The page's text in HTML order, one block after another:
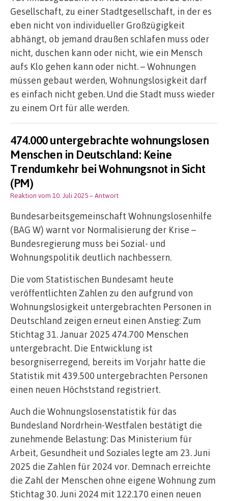
Gesellschaft, zu einer Stadtgesellschaft, in der es
eben nicht von individueller Großzügigkeit
abhängt, ob jemand draußen schlafen muss oder
nicht, duschen kann oder nicht, wie ein Mensch
aufs Klo gehen kann oder nicht. – Wohnungen
müssen gebaut werden, Wohnungslosigkeit darf
es einfach nicht geben. Und die Stadt muss wieder
zu einem Ort für alle werden.
474.000 untergebrachte wohnungslosen
Menschen in Deutschland: Keine
Trendumkehr bei Wohnungsnot in Sicht
(PM)
Reaktion vom 10. Juli 2025– Antwort
Bundesarbeitsgemeinschaft Wohnungslosenhilfe
(BAG W) warnt vor Normalisierung der Krise –
Bundesregierung muss bei Sozial- und
Wohnungspolitik deutlich nachbessern.
Die vom Statistischen Bundesamt heute
veröffentlichten Zahlen zu den aufgrund von
Wohnungslosigkeit untergebrachten Personen in
Deutschland zeigen erneut einen Anstieg: Zum
Stichtag 31. Januar 2025 474.700 Menschen
untergebracht. Die Entwicklung ist
besorgniserregend, bereits im Vorjahr hatte die
Statistik mit 439.500 untergebrachten Personen
einen neuen Höchststand registriert.
Auch die Wohnungslosenstatistik für das
Bundesland Nordrhein-Westfalen bestätigt die
zunehmende Belastung: Das Ministerium für
Arbeit, Gesundheit und Soziales legte am 23. Juni
2025 die Zahlen für 2024 vor. Demnach erreichte
die Zahl der Menschen ohne eigene Wohnung zum
Stichtag 30. Juni 2024 mit 122.170 einen neuen